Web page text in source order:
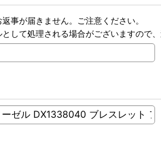
事が届きません。ご注意ください。
して処理される場合がございますので